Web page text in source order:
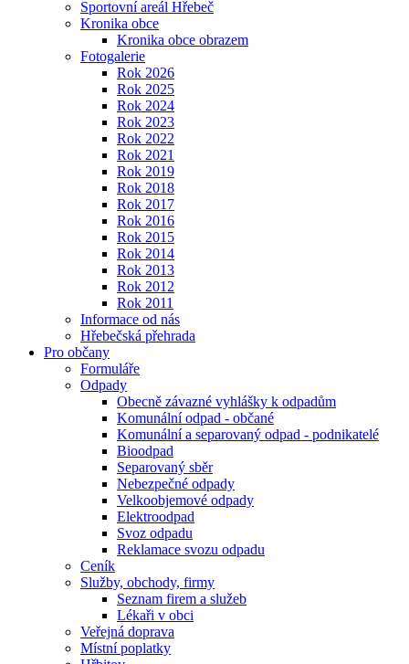
Sportovní areál Hřebeč
Kronika obce
Kronika obce obrazem
Fotogalerie
Rok 2026
Rok 2025
Rok 2024
Rok 2023
Rok 2022
Rok 2021
Rok 2019
Rok 2018
Rok 2017
Rok 2016
Rok 2015
Rok 2014
Rok 2013
Rok 2012
Rok 2011
Informace od nás
Hřebečská přehrada
Pro občany
Formuláře
Odpady
Obecně závazné vyhlášky k odpadům
Komunální odpad - občané
Komunální a separovaný odpad - podnikatelé
Bioodpad
Separovaný sběr
Nebezpečné odpady
Velkoobjemové odpady
Elektroodpad
Svoz odpadu
Reklamace svozu odpadu
Ceník
Služby, obchody, firmy
Seznam firem a služeb
Lékaři v obci
Veřejná doprava
Místní poplatky